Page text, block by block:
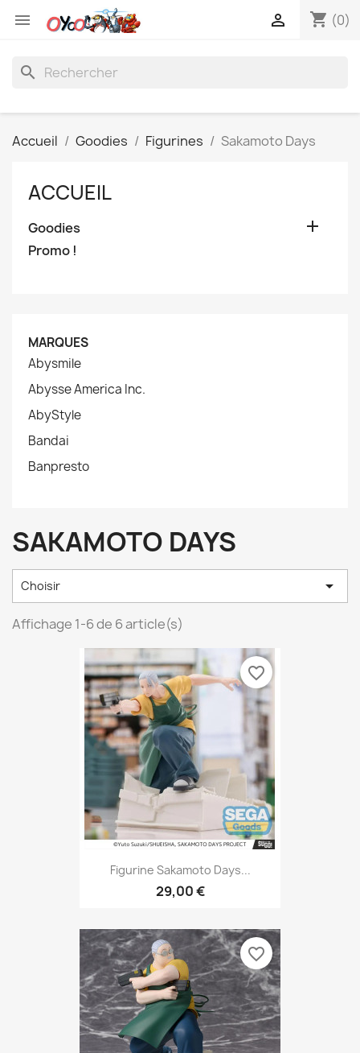
 shopping_cart (0)

search
Accueil Goodies Figurines Sakamoto Days
ACCUEIL
Goodies 
Promo !
MARQUES
Abysmile
Abysse America Inc.
AbyStyle
Bandai
Banpresto
SAKAMOTO DAYS
Choisir 
Affichage 1-6 de 6 article(s)
Figurine Sakamoto Days...
29,00 €
favorite_border
favorite_border